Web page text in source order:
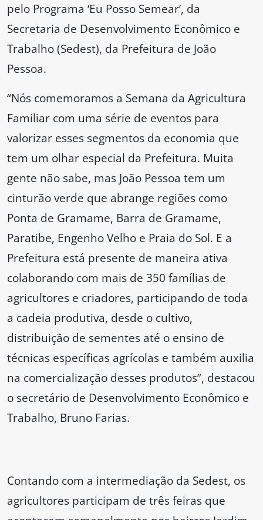
pelo Programa ‘Eu Posso Semear’, da
Secretaria de Desenvolvimento Econômico e
Trabalho (Sedest), da Prefeitura de João
Pessoa.
“Nós comemoramos a Semana da Agricultura
Familiar com uma série de eventos para
valorizar esses segmentos da economia que
tem um olhar especial da Prefeitura. Muita
gente não sabe, mas João Pessoa tem um
cinturão verde que abrange regiões como
Ponta de Gramame, Barra de Gramame,
Paratibe, Engenho Velho e Praia do Sol. E a
Prefeitura está presente de maneira ativa
colaborando com mais de 350 famílias de
agricultores e criadores, participando de toda
a cadeia produtiva, desde o cultivo,
distribuição de sementes até o ensino de
técnicas específicas agrícolas e também auxilia
na comercialização desses produtos”, destacou
o secretário de Desenvolvimento Econômico e
Trabalho, Bruno Farias.
Contando com a intermediação da Sedest, os
agricultores participam de três feiras que